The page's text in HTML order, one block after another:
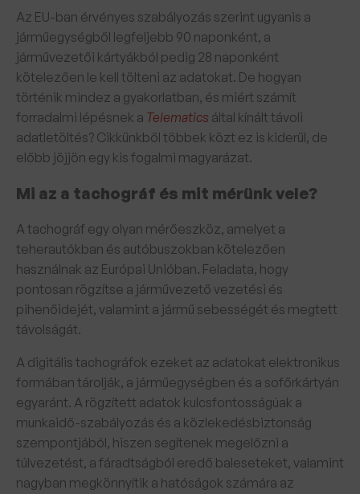
Az EU-ban érvényes szabályozás szerint ugyanis a
járműegységből legfeljebb 90 naponként, a
járművezetői kártyákból pedig 28 naponként
kötelezően le kell tölteni az adatokat. De hogyan
történik mindez a gyakorlatban, és miért számít
forradalmi lépésnek a Telematics által kínált távoli
adatletöltés? Cikkünkből többek közt ez is kiderül, de
előbb jöjjön egy kis fogalmi magyarázat.
Mi az a tachográf és mit mérünk vele?
A tachográf egy olyan mérőeszköz, amelyet a
teherautókban és autóbuszokban kötelezően
használnak az Európai Unióban. Feladata, hogy
pontosan rögzítse a járművezető vezetési és
pihenőidejét, valamint a jármű sebességét és megtett
távolságát.
A digitális tachográfok ezeket az adatokat elektronikus
formában tárolják, a járműegységben és a sofőrkártyán
egyaránt. A rögzített adatok kulcsfontosságúak a
munkaidő-szabályozás és a közlekedésbiztonság
szempontjából, hiszen segítenek megelőzni a
túlvezetést, a fáradtságból eredő baleseteket, valamint
nagyban megkönnyítik a hatóságok számára az